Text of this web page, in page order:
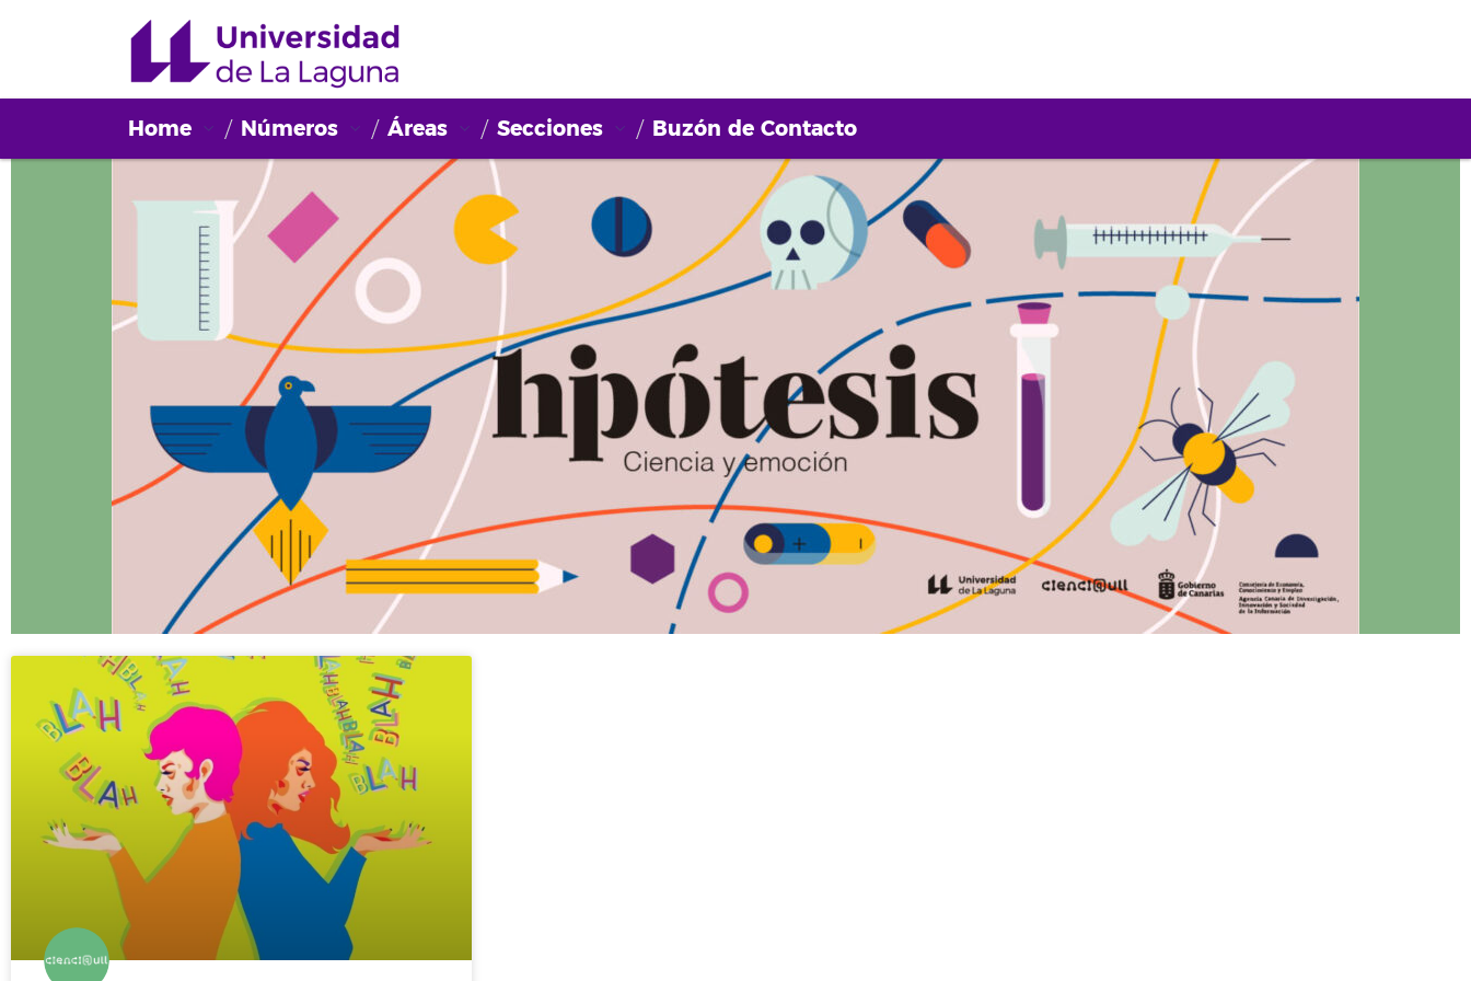
Home Números Áreas Secciones Buzón de Contacto